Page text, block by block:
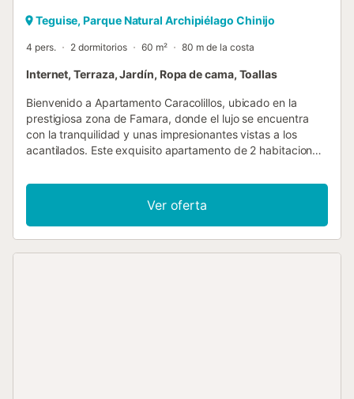
Teguise, Parque Natural Archipiélago Chinijo
4 pers. 2 dormitorios 60 m² 80 m de la costa
Internet, Terraza, Jardín, Ropa de cama, Toallas
Bienvenido a Apartamento Caracolillos, ubicado en la
prestigiosa zona de Famara, donde el lujo se encuentra
con la tranquilidad y unas impresionantes vistas a los
acantilados. Este exquisito apartamento de 2 habitaciones
base es desde 2 personas. La estancia asegura una
perfecta combinación de comodidad y elegancia. Con una
superficie de más de 45 metros cuadrados, Apartment
Caracolillos presume de un espacio cuidadosamente
Ver oferta